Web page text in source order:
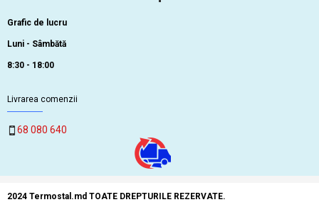
Grafic de lucru
Luni - Sâmbătă
8:30 - 18:00
Livrarea comenzii
68 080 640
2024 Termostal.md TOATE DREPTURILE REZERVATE.